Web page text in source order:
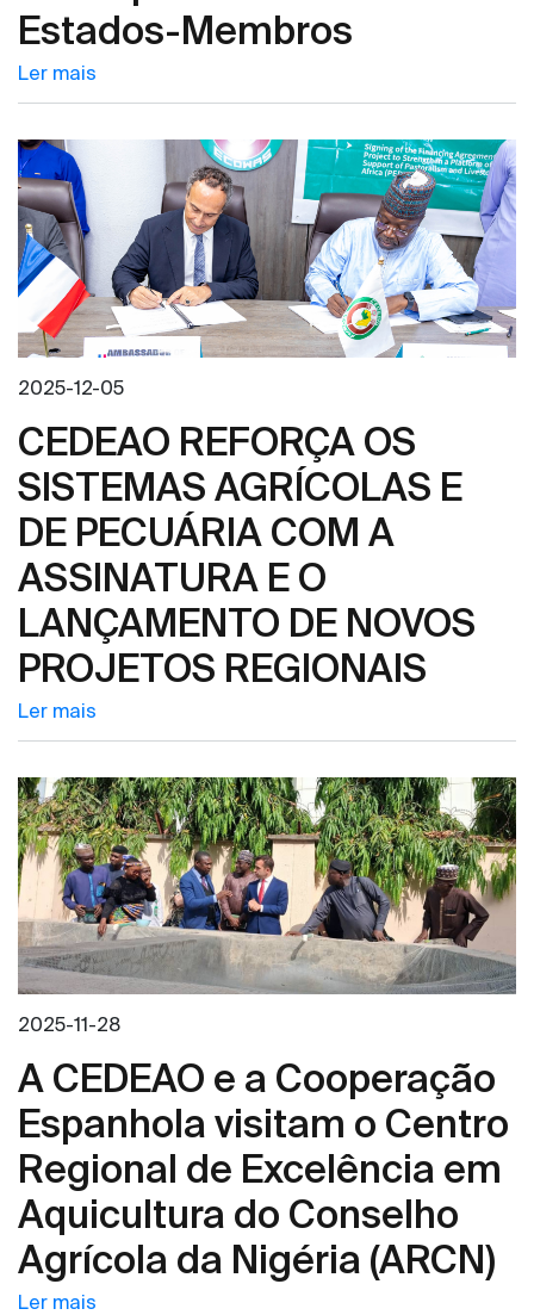
Estados-Membros
Ler mais
2025-12-05
CEDEAO REFORÇA OS
SISTEMAS AGRÍCOLAS E
DE PECUÁRIA COM A
ASSINATURA E O
LANÇAMENTO DE NOVOS
PROJETOS REGIONAIS
Ler mais
2025-11-28
A CEDEAO e a Cooperação
Espanhola visitam o Centro
Regional de Excelência em
Aquicultura do Conselho
Agrícola da Nigéria (ARCN)
Ler mais